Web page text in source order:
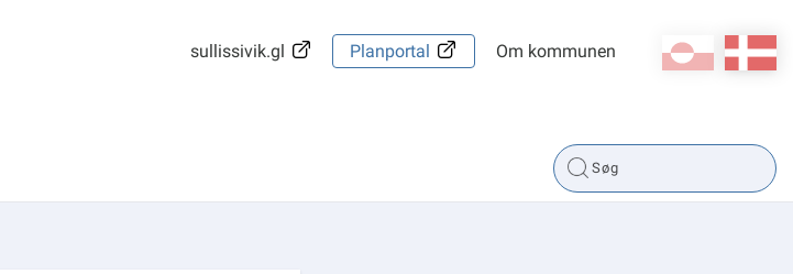
kl-GL
sullissivik.gl Planportal Om kommunen